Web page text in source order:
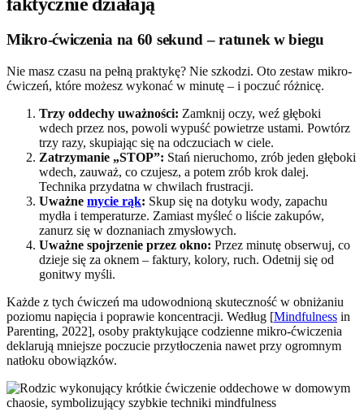
Mikro-ćwiczenia na 60 sekund – ratunek w biegu
Nie masz czasu na pełną praktykę? Nie szkodzi. Oto zestaw mikro-
ćwiczeń, które możesz wykonać w minutę – i poczuć różnicę.
Trzy oddechy uważności: Zamknij oczy, weź głęboki
wdech przez nos, powoli wypuść powietrze ustami. Powtórz
trzy razy, skupiając się na odczuciach w ciele.
Zatrzymanie „STOP”: Stań nieruchomo, zrób jeden głęboki
wdech, zauważ, co czujesz, a potem zrób krok dalej.
Technika przydatna w chwilach frustracji.
Uważne mycie rąk: Skup się na dotyku wody, zapachu
mydła i temperaturze. Zamiast myśleć o liście zakupów,
zanurz się w doznaniach zmysłowych.
Uważne spojrzenie przez okno: Przez minutę obserwuj, co
dzieje się za oknem – faktury, kolory, ruch. Odetnij się od
gonitwy myśli.
Każde z tych ćwiczeń ma udowodnioną skuteczność w obniżaniu
poziomu napięcia i poprawie koncentracji. Według [Mindfulness in
Parenting, 2022], osoby praktykujące codzienne mikro-ćwiczenia
deklarują mniejsze poczucie przytłoczenia nawet przy ogromnym
natłoku obowiązków.